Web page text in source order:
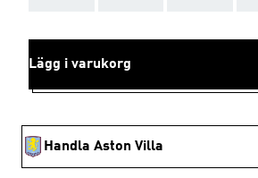
Lägg i varukorg
Handla Aston Villa